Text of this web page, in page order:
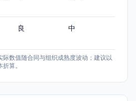
良 中
际数值随合同与组织成熟度波动；建议以
算。